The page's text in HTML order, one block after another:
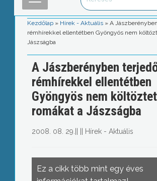
Kezdőlap » Hírek - Aktuális »A
rémhírekkel ellentétben Gyöngyös nem
Jászságba
A Jászberényben
rémhírekkel ellentétben
Gyöngyös nem költöztet
romákat a Jászságba
2008. 08. 29. Hírek - Aktuális
Ez a cikk több mint egy éves